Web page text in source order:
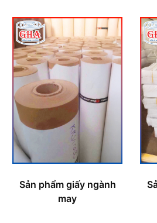
Sản phẩm giấy ngành
may